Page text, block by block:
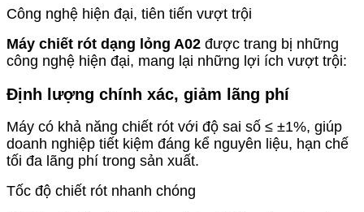
Công nghệ hiện đại, tiên tiến vượt trội
Máy chiết rót dạng lỏng A02 được trang bị những
công nghệ hiện đại, mang lại những lợi ích vượt trội:
Định lượng chính xác, giảm lãng phí
Máy có khả năng chiết rót với độ sai số ≤ ±1%, giúp
doanh nghiệp tiết kiệm đáng kể nguyên liệu, hạn chế
tối đa lãng phí trong sản xuất.
Tốc độ chiết rót nhanh chóng